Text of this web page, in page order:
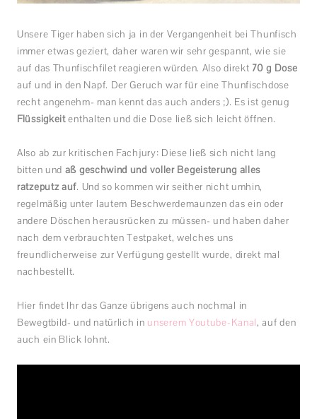
Unsere Tiger haben sich ja in der Vergangenheit bei Thunfisch
immer etwas geziert, daher waren wir sehr gespannt, wie sie
auf das Thunfischfilet reagieren würden. Also direkt 70 g Dose
auf und in den Napf. Der Geruch war für eine Thunfischdose
recht angenehm- man kennt das auch anders ;). Es ist genug
Flüssigkeitenthalten und die Dose ließ sich leicht öffnen.
Also ab zur kritischen Fachjury: Diese ließ sich nicht lang
bitten und aß geschwind und voller Begeisterung alles
ratzeputz auf. Und so kommen wir seither nicht umhin,
regelmäßig unter lautem Beschwerdemaunzen das ein oder
andere Döschen herausrücken zu müssen- und haben daher
nach dem verbrauchten Testpaket, welches uns
freundlicherweise zur Verfügung gestellt wurde, direkt mal
nachbestellt.
Hier findet Ihr das Ganze übrigens auch nochmal in
Bewegtbild- und natürlich in unserem Youtube-Kanal, auf den
auch ein Blick lohnt.